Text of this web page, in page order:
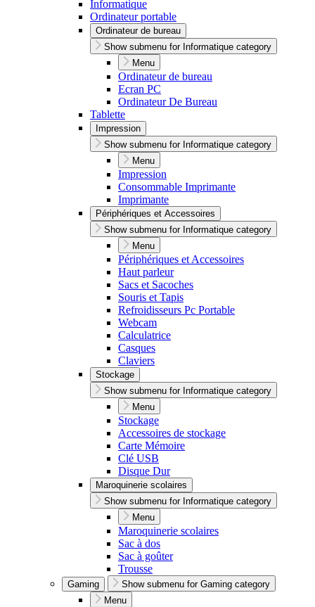
Informatique
Ordinateur portable
Ordinateur de bureau
Show submenu for Informatique category
Menu
Ordinateur de bureau
Ecran PC
Ordinateur De Bureau
Tablette
Impression
Show submenu for Informatique category
Menu
Impression
Consommable Imprimante
Imprimante
Périphériques et Accessoires
Show submenu for Informatique category
Menu
Périphériques et Accessoires
Haut parleur
Sacs et Sacoches
Souris et Tapis
Refroidisseurs Pc Portable
Webcam
Calculatrice
Casques
Claviers
Stockage
Show submenu for Informatique category
Menu
Stockage
Accessoires de stockage
Carte Mémoire
Clé USB
Disque Dur
Maroquinerie scolaires
Show submenu for Informatique category
Menu
Maroquinerie scolaires
Sac à dos
Sac à goûter
Trousse
Gaming
Show submenu for Gaming category
Menu